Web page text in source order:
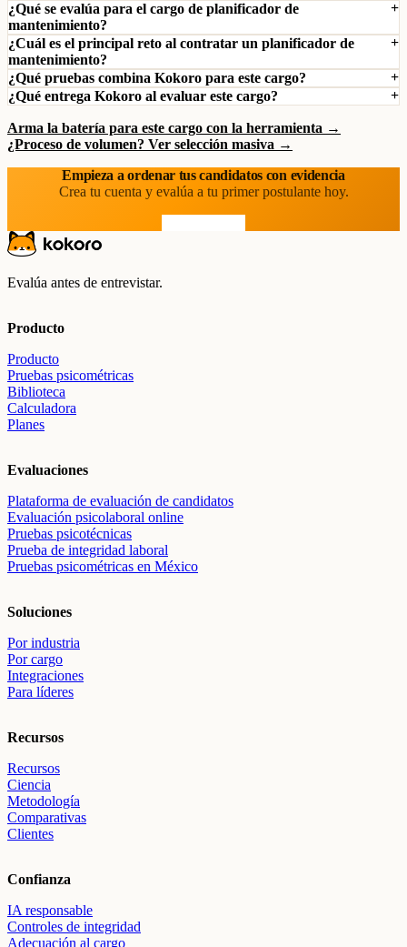
¿Qué se evalúa para el cargo de planificador de
mantenimiento?
¿Cuál es el principal reto al contratar un planificador de
mantenimiento?
¿Qué pruebas combina Kokoro para este cargo?
¿Qué entrega Kokoro al evaluar este cargo?
Arma la batería para este cargo con la herramienta →
¿Proceso de volumen? Ver selección masiva →
Empieza a ordenar tus candidatos con evidencia
Crea tu cuenta y evalúa a tu primer postulante hoy.
Evalúa antes de entrevistar.
Producto
Producto
Pruebas psicométricas
Biblioteca
Calculadora
Planes
Evaluaciones
Plataforma de evaluación de candidatos
Evaluación psicolaboral online
Pruebas psicotécnicas
Prueba de integridad laboral
Pruebas psicométricas en México
Soluciones
Por industria
Por cargo
Integraciones
Para líderes
Recursos
Recursos
Ciencia
Metodología
Comparativas
Clientes
Confianza
IA responsable
Controles de integridad
Adecuación al cargo